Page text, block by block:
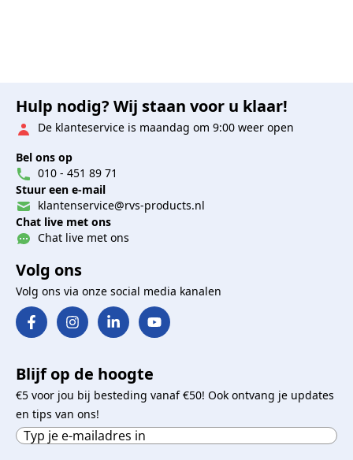
Hulp nodig? Wij staan voor u klaar!
De klanteservice is maandag om 9:00 weer open
Bel ons op
010 - 451 89 71
Stuur een e-mail
klantenservice@rvs-products.nl
Chat live met ons
Chat live met ons
Volg ons
Volg ons via onze social media kanalen
Blijf op de hoogte
€5 voor jou bij besteding vanaf €50! Ook ontvang je updates
en tips van ons!